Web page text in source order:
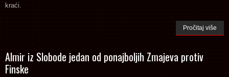
kraći.
Pročitaj više
Almir iz Slobode jedan od ponajboljih Zmajeva protiv
Finske